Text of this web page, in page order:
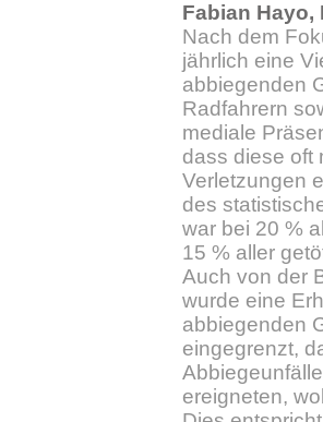
Fabian Hayo,
Nach dem
jährlich eine
abbiegenden
Radfahrern
mediale
dass diese oft
Verletzungen
des
war bei 20 %
15 % aller
Auch von der
wurde eine
abbiegenden
eingegrenzt,
ereigneten,